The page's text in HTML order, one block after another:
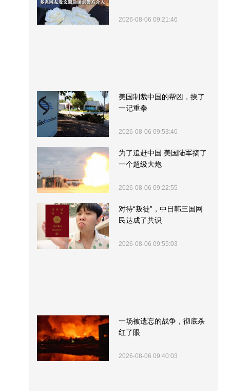
2026-08-06 09:21:46
美国制裁中国的帮凶，挨了
一记重拳
2026-08-06 09:53:46
为了追赶中国 美国陆军搞了
一个超级大炮
2026-08-06 09:22:55
对待“叛徒”，中日韩三国网
民达成了共识
2026-08-06 09:55:03
一场被遗忘的战争，彻底杀
红了眼
2026-08-06 09:40:03